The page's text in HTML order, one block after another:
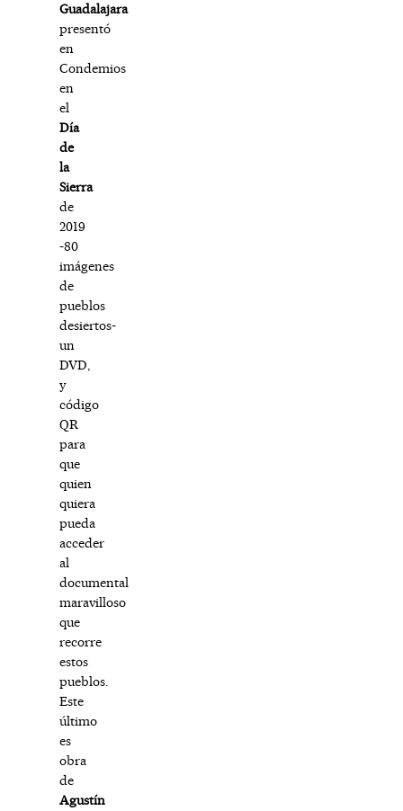
Guadalajara
presentó
en
Condemios
en
el
Día
de
la
Sierra
de
2019
-80
imágenes
de
pueblos
desiertos-
un
DVD,
y
código
QR
para
que
quien
quiera
pueda
acceder
al
documental
maravilloso
que
recorre
estos
pueblos.
Este
último
es
obra
de
Agustín